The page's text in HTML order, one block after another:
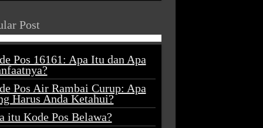
Post
Pos 16161: Apa Itu dan Apa
Pos Air Rambai Curup: Apa
Harus Anda Ketahui?
itu Kode Pos Belawa?